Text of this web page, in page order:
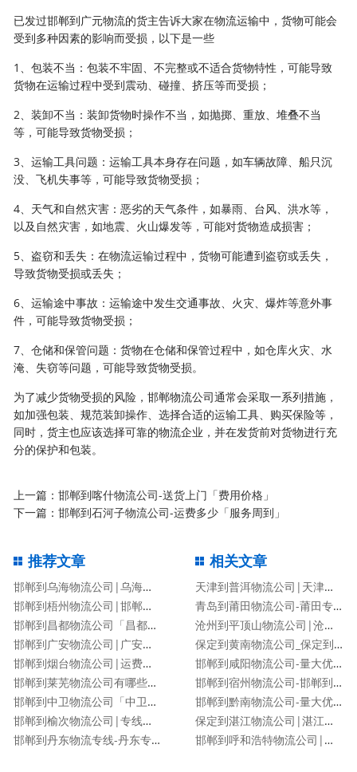
已发过邯郸到广元物流的货主告诉大家在物流运输中，货物可能会
受到多种因素的影响而受损，以下是一些
1、包装不当：包装不牢固、不完整或不适合货物特性，可能导致
货物在运输过程中受到震动、碰撞、挤压等而受损；
2、装卸不当：装卸货物时操作不当，如抛掷、重放、堆叠不当
等，可能导致货物受损；
3、运输工具问题：运输工具本身存在问题，如车辆故障、船只沉
没、飞机失事等，可能导致货物受损；
4、天气和自然灾害：恶劣的天气条件，如暴雨、台风、洪水等，
以及自然灾害，如地震、火山爆发等，可能对货物造成损害；
5、盗窃和丢失：在物流运输过程中，货物可能遭到盗窃或丢失，
导致货物受损或丢失；
6、运输途中事故：运输途中发生交通事故、火灾、爆炸等意外事
件，可能导致货物受损；
7、仓储和保管问题：货物在仓储和保管过程中，如仓库火灾、水
淹、失窃等问题，可能导致货物受损。
为了减少货物受损的风险，邯郸物流公司通常会采取一系列措施，
如加强包装、规范装卸操作、选择合适的运输工具、购买保险等，
同时，货主也应该选择可靠的物流企业，并在发货前对货物进行充
分的保护和包装。
上一篇：邯郸到喀什物流公司-送货上门「费用价格」
下一篇：邯郸到石河子物流公司-运费多少「服务周到」
推荐文章
邯郸到乌海物流公司|乌海专线
邯郸到梧州物流公司|邯郸到梧州物流专线
邯郸到昌都物流公司「昌都专线」
邯郸到广安物流公司|广安专线
邯郸到烟台物流公司|运费查询
邯郸到莱芜物流公司有哪些专线
邯郸到中卫物流公司「中卫专线」
邯郸到榆次物流公司|专线直达
邯郸到丹东物流专线-丹东专线
相关文章
天津到普洱物流公司|天津到普洱物流专线
青岛到莆田物流公司-莆田专线
沧州到平顶山物流公司|沧州到平顶山物流专线
保定到黄南物流公司_保定到黄南物流专线
邯郸到咸阳物流公司-量大优惠「价格优惠」
邯郸到宿州物流公司-邯郸到宿州货运专线
邯郸到黔南物流公司-量大优惠「价格优惠」
保定到湛江物流公司|湛江专线
邯郸到呼和浩特物流公司|邯郸到呼和浩特物流专线